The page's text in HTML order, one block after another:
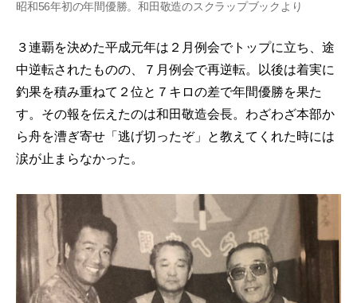
昭和56年初の年間優勝。和田敬造のスクラップブックより
３連覇を決めた平成元年は２月例会でトップに立ち、途
中逆転されたものの、７月例会で再逆転。以後は着実に
釣果を積み重ねて２位と７キロの差で年間優勝を果た
す。その報を伝えたのは和田敬造会長。わざわざ本部か
ら舟を漕ぎ寄せ「逃げ切ったぞ」と教えてくれた時には
涙が止まらなかった。